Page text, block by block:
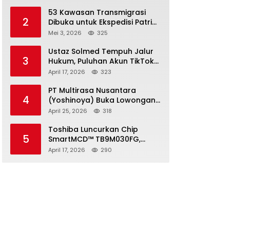
2
53 Kawasan Transmigrasi
Dibuka untuk Ekspedisi Patriot
2026, Pendaftaran Ditutup 21
Mei 3, 2026 325
3
Ustaz Solmed Tempuh Jalur
Hukum, Puluhan Akun TikTok
dan Instagram Dilaporkan
April 17, 2026 323
4
PT Multirasa Nusantara
(Yoshinoya) Buka Lowongan
Operator Warehouse 2026,
April 25, 2026 318
5
Toshiba Luncurkan Chip
SmartMCD™ TB9M030FG,
Solusi Motor Otomotif Tanpa
April 17, 2026 290